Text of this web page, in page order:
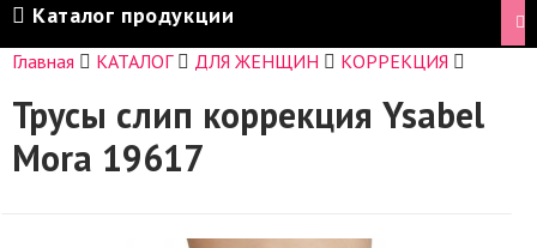
Каталог продукции
Главная КАТАЛОГ ДЛЯ ЖЕНЩИН КОРРЕКЦИЯ
Трусы слип коррекция Ysabel
Mora 19617